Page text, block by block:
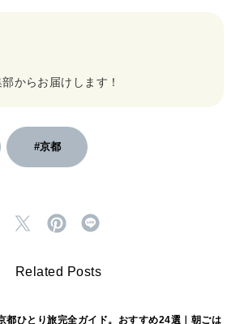
からお届けします！
#京都
Related Posts
都ひとり旅完全ガイド。おすすめ24選｜朝ごは